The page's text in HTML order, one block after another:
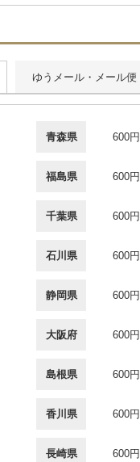
ゆうメール・メール便
青森県 600円
福島県 600円
千葉県 600円
石川県 600円
静岡県 600円
大阪府 600円
島根県 600円
香川県 600円
長崎県 600円